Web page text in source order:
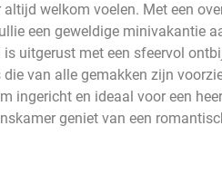
welkom voelen. Met een
een geweldige minivakantie
is uitgerust met een sfeervol
van alle gemakken zijn
ingericht en ideaal voor een
geniet van een